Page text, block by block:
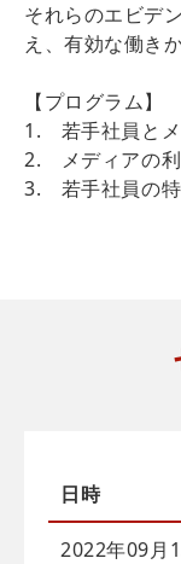
それらのエビデ
え、有効な働き
【プログラム】
1. 若手社員と
2. メディアの利
3. 若手社員の特
日時
2022年09月